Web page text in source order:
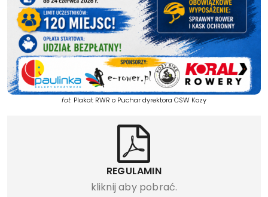
fot. Plakat RWR o Puchar dyrektora CSW Kozy
REGULAMIN
kliknij aby pobrać.